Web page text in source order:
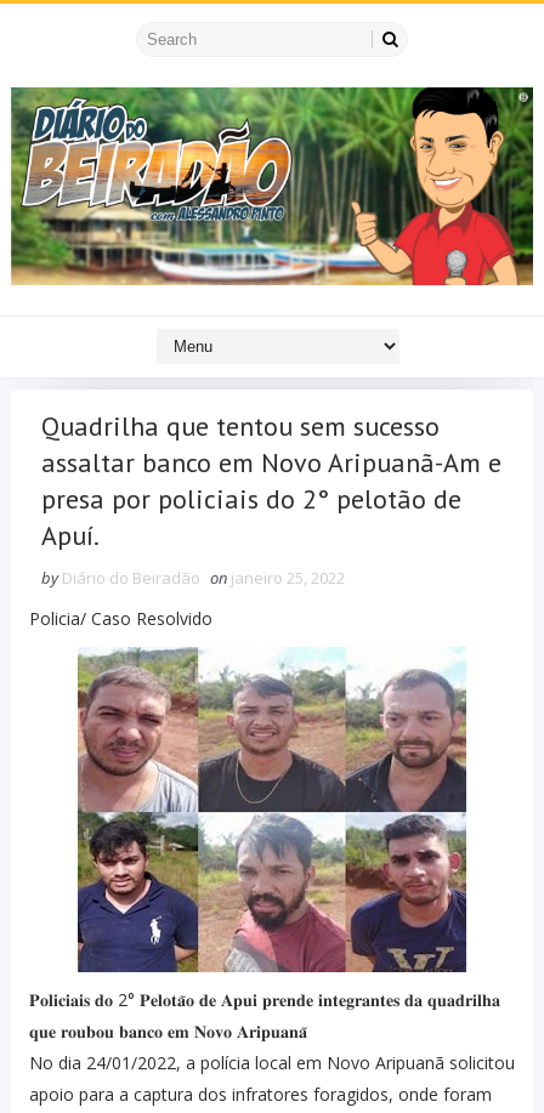
Quadrilha que tentou sem sucesso
assaltar banco em Novo Aripuanã-Am e
presa por policiais do 2° pelotão de
Apuí.
by Diário do Beiradão on janeiro 25, 2022
Policia/ Caso Resolvido
𝐏𝐨𝐥𝐢𝐜𝐢𝐚𝐢𝐬 𝐝𝐨 2° 𝐏𝐞𝐥𝐨𝐭𝐚̃𝐨 𝐝𝐞 𝐀𝐩𝐮𝐢 𝐩𝐫𝐞𝐧𝐝𝐞 𝐢𝐧𝐭𝐞𝐠𝐫𝐚𝐧𝐭𝐞𝐬 𝐝𝐚 𝐪𝐮𝐚𝐝𝐫𝐢𝐥𝐡𝐚
𝐪𝐮𝐞 𝐫𝐨𝐮𝐛𝐨𝐮 𝐛𝐚𝐧𝐜𝐨 𝐞𝐦 𝐍𝐨𝐯𝐨 𝐀𝐫𝐢𝐩𝐮𝐚𝐧𝐚̃
No dia 24/01/2022, a polícia local em Novo Aripuanã solicitou
apoio para a captura dos infratores foragidos, onde foram